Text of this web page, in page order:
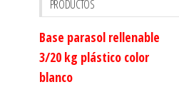
PRODUCTOS
Base parasol rellenable
3/20 kg plástico color
blanco